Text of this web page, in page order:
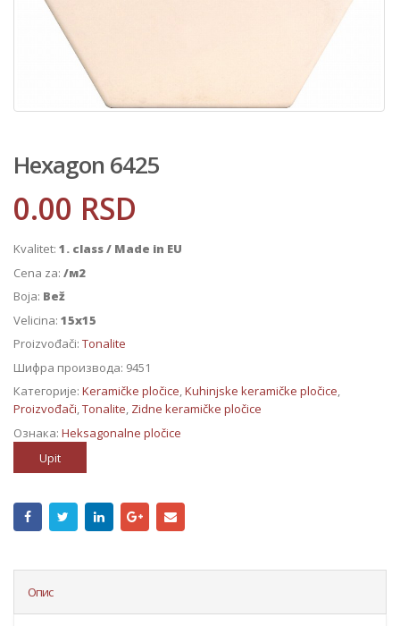
Hexagon 6425
0.00 RSD
Kvalitet: 1. class / Made in EU
Cena za: /м2
Boja: Bež
Velicina: 15x15
Proizvođači: Tonalite
Шифра производа: 9451
Категорије: Keramičke pločice,Kuhinjske keramičke pločice,
Proizvođači,Tonalite, Zidne keramičke pločice
Ознака: Heksagonalne pločice
Upit
Опис